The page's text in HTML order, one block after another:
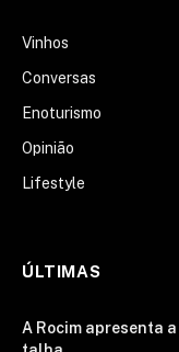
Vinhos
Conversas
Enoturismo
Opinião
Lifestyle
ÚLTIMAS
A Rocim apresenta